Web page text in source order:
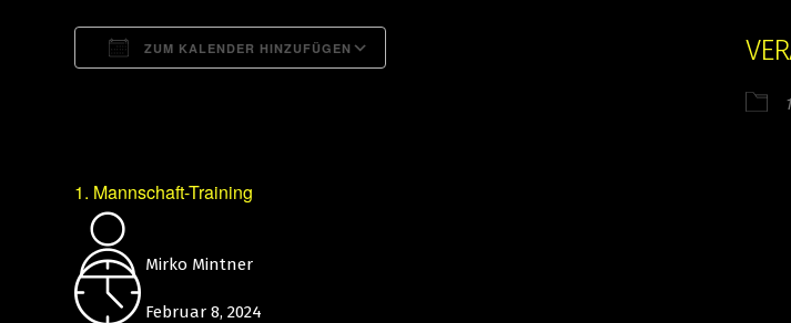
ZUM KALENDER HINZUFÜGEN
iCalendar
1. Mannschaft-Training
Mirko Mintner
Februar 8, 2024